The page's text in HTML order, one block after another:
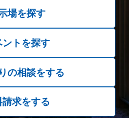
場を探す
ントを探す
の相談をする
請求をする